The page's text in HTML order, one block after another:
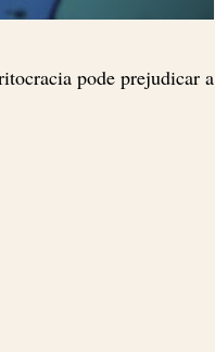
pode prejudicar a